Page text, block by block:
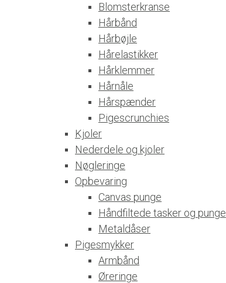
Blomsterkranse
Hårbånd
Hårbøjle
Hårelastikker
Hårklemmer
Hårnåle
Hårspænder
Pigescrunchies
Kjoler
Nederdele og kjoler
Nøgleringe
Opbevaring
Canvas punge
Håndfiltede tasker og punge
Metaldåser
Pigesmykker
Armbånd
Øreringe